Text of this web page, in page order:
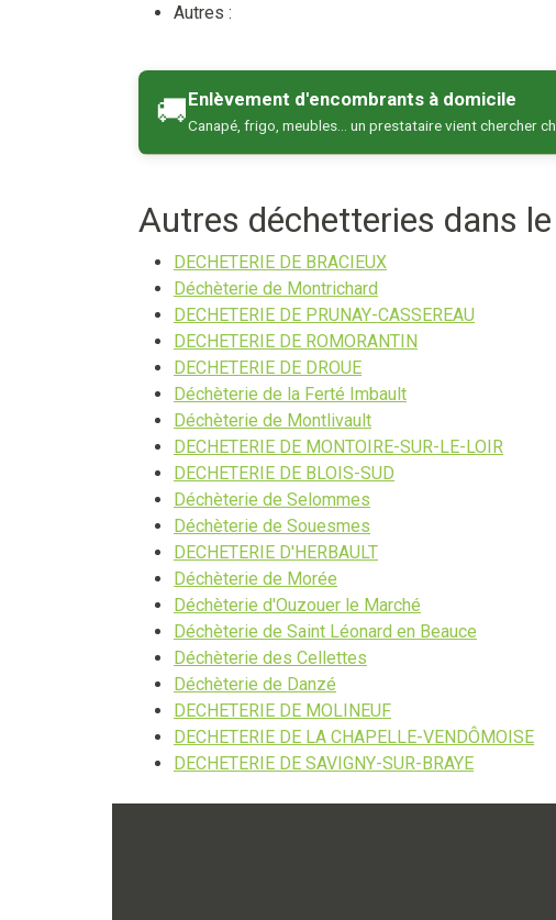
Autres :
🚚Enlèvement d'encombrants à domicile
Canapé, frigo, meubles… un prestataire vient chercher
Autres déchetteries dans
DECHETERIE DE BRACIEUX
Déchèterie de Montrichard
DECHETERIE DE PRUNAY-CASSEREAU
DECHETERIE DE ROMORANTIN
DECHETERIE DE DROUE
Déchèterie de la Ferté Imbault
Déchèterie de Montlivault
DECHETERIE DE MONTOIRE-SUR-LE-LOIR
DECHETERIE DE BLOIS-SUD
Déchèterie de Selommes
Déchèterie de Souesmes
DECHETERIE D'HERBAULT
Déchèterie de Morée
Déchèterie d'Ouzouer le Marché
Déchèterie de Saint Léonard en Beauce
Déchèterie des Cellettes
Déchèterie de Danzé
DECHETERIE DE MOLINEUF
DECHETERIE DE LA CHAPELLE-VENDÔMOISE
DECHETERIE DE SAVIGNY-SUR-BRAYE